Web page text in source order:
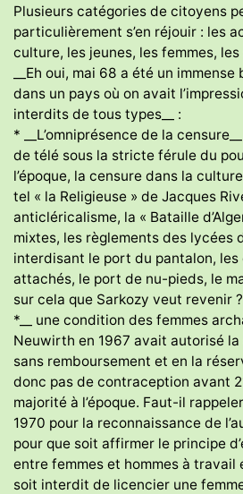
Plusieurs catégories de citoyens
particulièrement s’en réjouir : les
culture, les jeunes, les femmes, les
__Eh oui, mai 68 a été un
dans un pays où on avait
interdits de tous types__ :
* __L’omniprésence de la
de télé sous la stricte férule du
l’époque, la censure dans la
tel « la Religieuse » de Jacques
anticléricalisme, la « Bataille
mixtes, les règlements des lycées
interdisant le port du pantalon, les
attachés, le port de nu-pieds, le
sur cela que Sarkozy veut revenir ?
*__ une condition des femmes
Neuwirth en 1967 avait autorisé
sans remboursement et en la
donc pas de contraception avant
majorité à l’époque. Faut-il
1970 pour la reconnaissance de
pour que soit affirmer le principe
entre femmes et hommes à travail
soit interdit de licencier une